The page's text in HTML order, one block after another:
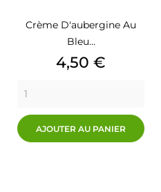
Crème D'aubergine Au
Bleu...
Prix
4,50 €
AJOUTER AU PANIER